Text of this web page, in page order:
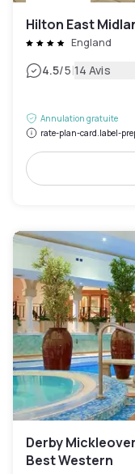
Hilton East
England
4.5/5|14 Avis
Annulation gratuite
rate-plan-card.label-
Derby
Best Western